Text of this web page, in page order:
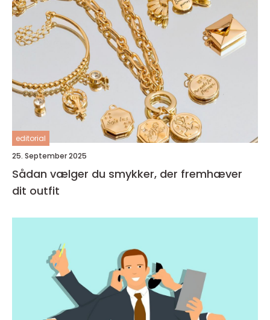
editorial
25. September 2025
Sådan vælger du smykker, der fremhæver
dit outfit